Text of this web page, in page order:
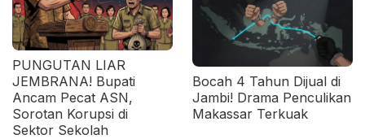
PUNGUTAN LIAR
JEMBRANA! Bupati
Ancam Pecat ASN,
Sorotan Korupsi di
Sektor Sekolah
Bocah 4 Tahun Dijual di
Jambi! Drama Penculikan
Makassar Terkuak